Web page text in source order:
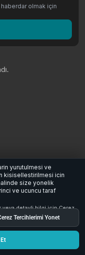
olmak için
yurutulmesi ve
kisisellestirilmesi icin
size yonelik
ve ucuncu taraf
veya detayli bilgi icinCerez
Tercihlerimi Yonet